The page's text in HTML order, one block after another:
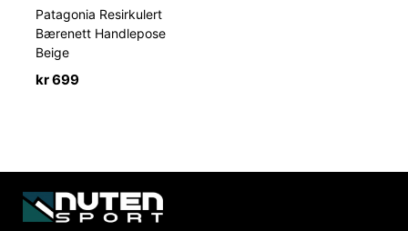
Patagonia Resirkulert
Bærenett Handlepose
Beige
kr699